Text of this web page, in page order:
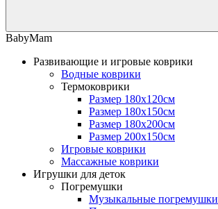
BabyMam
Развивающие и игровые коврики
Водные коврики
Термоковрики
Размер 180х120см
Размер 180х150см
Размер 180х200см
Размер 200х150см
Игровые коврики
Массажные коврики
Игрушки для деток
Погремушки
Музыкальные погремушки